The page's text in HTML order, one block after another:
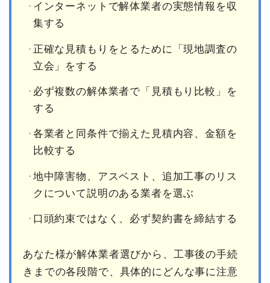
インターネットで解体業者の実態情報を収
集する
正確な見積もりをとるために「現地調査の
立会」をする
必ず複数の解体業者で「見積もり比較」を
する
各業者と同条件で揃えた見積内容、金額を
比較する
地中障害物、アスベスト、追加工事のリス
クについて説明のある業者を選ぶ
口頭約束ではなく、必ず契約書を締結する
あなた様が解体業者選びから、工事後の手続
きまでの各段階で、具体的にどんな事に注意